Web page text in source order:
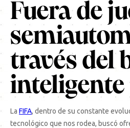
Fuera de
través del
inteligente
La FIFA, dentro de su constante
tecnológico que nos rodea, buscó